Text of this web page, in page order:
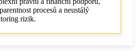
procesů a neustálý
rizik.